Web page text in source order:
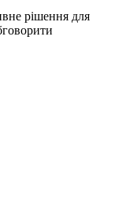
рішення для